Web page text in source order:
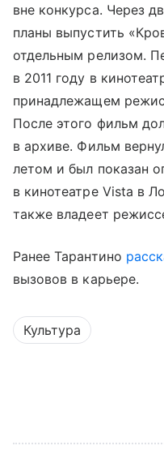
вне конкурса. Через
планы выпустить
отдельным релизом.
в 2011 году в
принадлежащем
После этого фильм
в архиве. Фильм
летом и был показан
в кинотеатре Vista в
также владеет
Ранее Тарантино
вызовов в карьере.
Культура